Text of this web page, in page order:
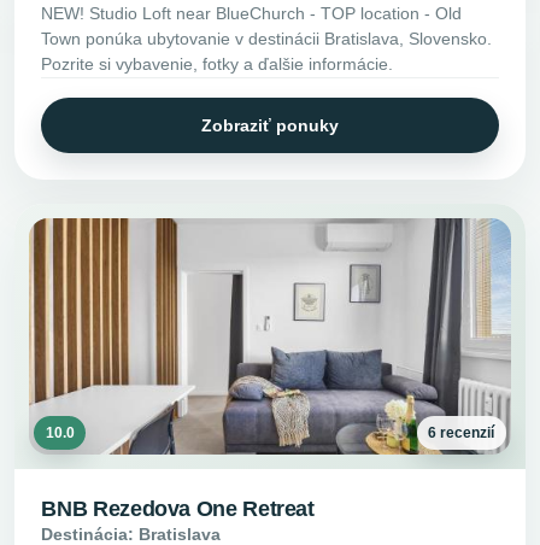
NEW! Studio Loft near BlueChurch - TOP location - Old
Town ponúka ubytovanie v destinácii Bratislava, Slovensko.
Pozrite si vybavenie, fotky a ďalšie informácie.
Zobraziť ponuky
10.0 6 recenzií
BNB Rezedova One Retreat
Destinácia: Bratislava